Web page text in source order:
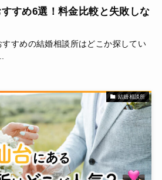
すめ6選！料金比較と失敗しな
すめの結婚相談所はどこか探してい
結婚相談所